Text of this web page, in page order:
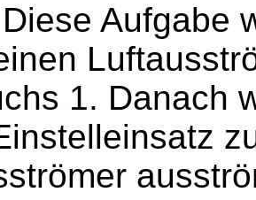
Diese Aufgabe
1. Danach